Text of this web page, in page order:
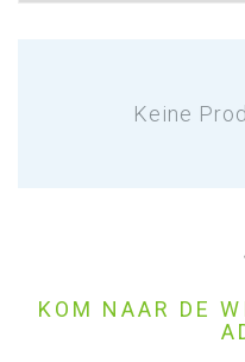
Keine
KOM NAAR DE